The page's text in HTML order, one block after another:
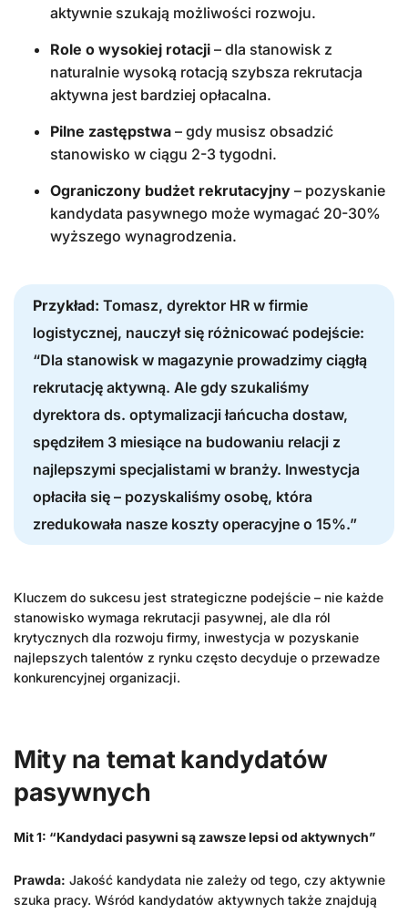
aktywnie szukają możliwości rozwoju.
Role o wysokiej rotacji – dla stanowisk z
naturalnie wysoką rotacją szybsza rekrutacja
aktywna jest bardziej opłacalna.
Pilne zastępstwa – gdy musisz obsadzić
stanowisko w ciągu 2-3 tygodni.
Ograniczony budżet rekrutacyjny – pozyskanie
kandydata pasywnego może wymagać 20-30%
wyższego wynagrodzenia.
Przykład: Tomasz, dyrektor HR w firmie
logistycznej, nauczył się różnicować podejście:
“Dla stanowisk w magazynie prowadzimy ciągłą
rekrutację aktywną. Ale gdy szukaliśmy
dyrektora ds. optymalizacji łańcucha dostaw,
spędziłem 3 miesiące na budowaniu relacji z
najlepszymi specjalistami w branży. Inwestycja
opłaciła się – pozyskaliśmy osobę, która
zredukowała nasze koszty operacyjne o 15%.”
Kluczem do sukcesu jest strategiczne podejście – nie każde
stanowisko wymaga rekrutacji pasywnej, ale dla ról
krytycznych dla rozwoju firmy, inwestycja w pozyskanie
najlepszych talentów z rynku często decyduje o przewadze
konkurencyjnej organizacji.
Mity na temat kandydatów
pasywnych
Mit 1: “Kandydaci pasywni są zawsze lepsi od aktywnych”
Prawda: Jakość kandydata nie zależy od tego, czy aktywnie
szuka pracy. Wśród kandydatów aktywnych także znajdują